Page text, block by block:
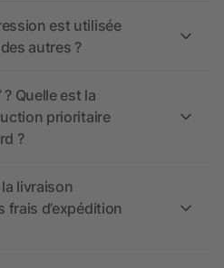
est utilisée
autres ?
Quelle est la
prioritaire
?
livraison
frais d’expédition